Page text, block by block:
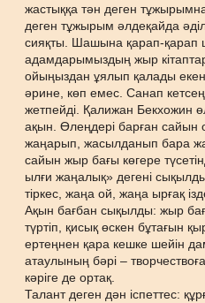
жастыққа тән деген
деген тұжырым әлдеқайда
сияқты. Шашына қарап-қарап
адамдарымыздың жыр
ойыңыздан ұялып қалады
әрине, көп емес. Санап
жетпейді. Қалижан Бекхожин
ақын. Өлеңдері барған сайын
жаңарып, жасылданып бара
сайын жыр бағы көгере
ылғи жаңалық» дегені
тіркес, жаңа ой, жаңа ырғақ
Ақын бағбан сықылды: жыр
түртіп, қисық өскен бұтағын
ертеңнен қара кешке шейін
атаулының бәрі –
кәріге де ортақ.
Талант деген дән іспеттес: